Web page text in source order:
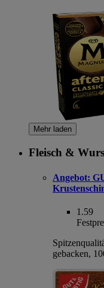
Mehr laden
Fleisch &
Angebot:
1.59
gebacken,